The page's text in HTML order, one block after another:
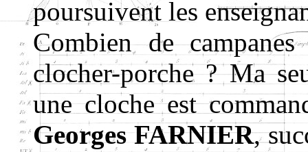
poursuivent les
Combien de
clocher-porche ? Ma
une cloche est
Georges FARNIER,